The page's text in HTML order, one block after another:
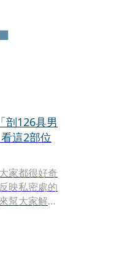
剖126具男
這2部位
家都很好奇
映私密處的
幫大家解